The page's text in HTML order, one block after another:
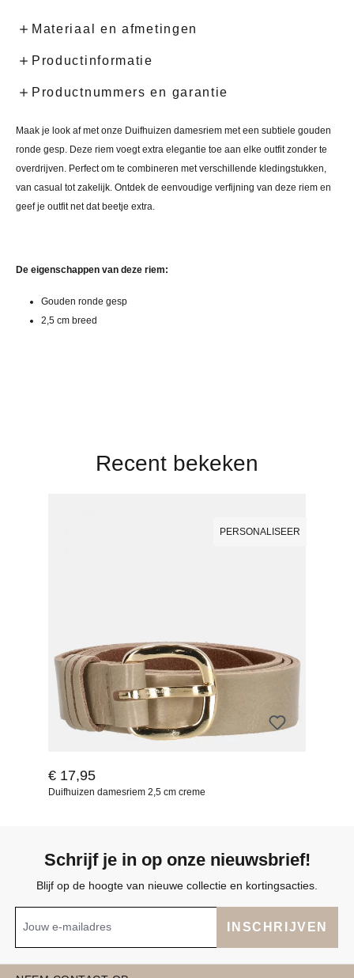
Materiaal en afmetingen
Productinformatie
Productnummers en garantie
Maak je look af met onze Duifhuizen damesriem met een subtiele gouden
ronde gesp. Deze riem voegt extra elegantie toe aan elke outfit zonder te
overdrijven. Perfect om te combineren met verschillende kledingstukken,
van casual tot zakelijk. Ontdek de eenvoudige verfijning van deze riem en
geef je outfit net dat beetje extra.
De eigenschappen van deze riem:
Gouden ronde gesp
2,5 cm breed
Recent bekeken
PERSONALISEER
€ 17,95
Duifhuizen damesriem 2,5 cm creme
Schrijf je in op onze nieuwsbrief!
Blijf op de hoogte van nieuwe collectie en kortingsacties.
INSCHRIJVEN